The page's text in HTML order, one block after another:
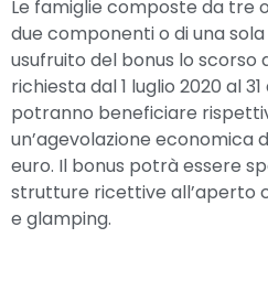
Le famiglie composte da tre
due componenti o di una
usufruito del bonus lo
richiesta dal 1 luglio 2020 al
potranno beneficiare
un’agevolazione economica
euro. Il bonus potrà essere
strutture ricettive all’aperto
e glamping.